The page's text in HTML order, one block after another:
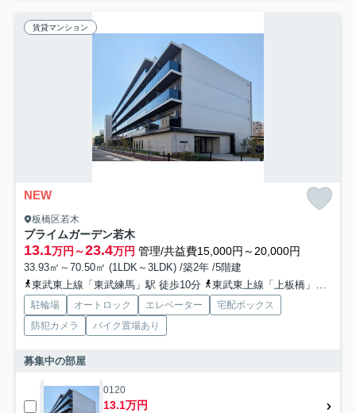
賃貸マンション
NEW
板橋区若木
プライムガーデン若木
13.1万円～23.4万円 管理/共益費15,000円～20,000円
33.93㎡～70.50㎡ (1LDK～3LDK) /築2年 /5階建
東武東上線「東武練馬」駅 徒歩10分
東武東上線「上板橋」駅 徒歩11分
駐輪場 オートロック エレベーター
宅配ボックス
防犯カメラ
バイク置場あり
募集中の部屋
0120
13.1万円